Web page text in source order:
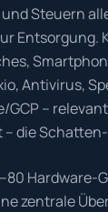
Steuern
Entsorgung.
Antivirus,
–
– die
Hardware-
zentrale